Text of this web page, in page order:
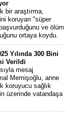
bir araştırma,
koruyan "süper
ve ölüm
ortaya koydu.
Yılında 300 Bini
Verildi
mesaj
Memişoğlu, anne
koruyucu sağlık
üzerinde vatandaşa